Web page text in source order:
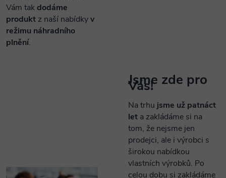
Vám takdodáme
produkt z naší nabídkyv
režimu náhradního
plnění.
Jsme zde pro
Vás!
Na trhu jsme už patnáct
let a zakládáme si na
tom, že nejsme jen
prodejci, ale i výrobci s
širokou nabídkou
vlastních výrobků. Po
celou dobu si zakládáme